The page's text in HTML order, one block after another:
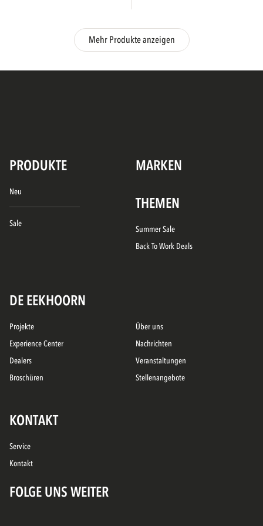
Mehr Produkte anzeigen
PRODUKTE MARKEN
Neu
Sale
THEMEN
Summer Sale
Back To Work Deals
DE EEKHOORN
Projekte
Experience Center
Dealers
Broschüren
Über uns
Nachrichten
Veranstaltungen
Stellenangebote
KONTAKT
Service
Kontakt
FOLGE UNS WEITER